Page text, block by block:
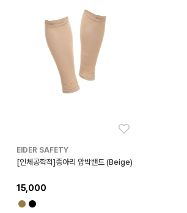
EIDER SAFETY
[인체공학적]종아리 압박밴드 (Beige)
15,000